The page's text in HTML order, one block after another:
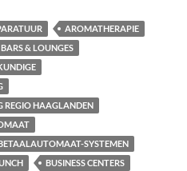
AROMATHERAPIE
BARS & LOUNGES
REGIO HAAGLANDEN
SYSTEMEN
BUSINESS CENTERS